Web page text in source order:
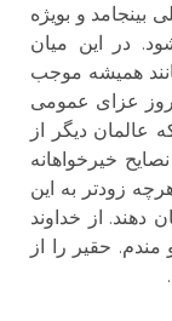
بینجامد و بویژه
در این میان
همیشه موجب
روز عزای عمومی
عالمان دیگر از
خیرخواهانه
زودتر به این
دهند. از خداوند
حقیر را از